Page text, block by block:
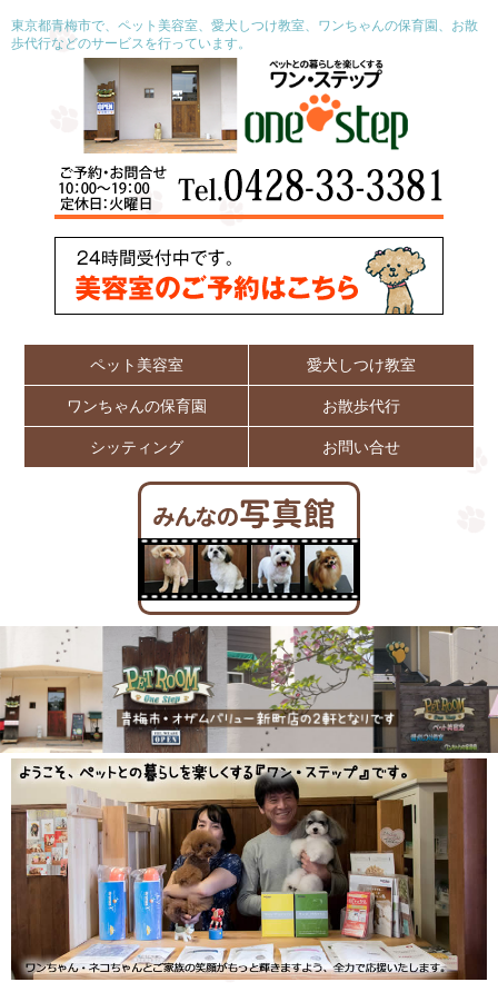
東京都青梅市で、ペット美容室、愛犬しつけ教室、ワンちゃんの保育園、お散
歩代行などのサービスを行っています。
ペット美容室 愛犬しつけ教室
ワンちゃんの保育園 お散歩代行
シッティング お問い合せ